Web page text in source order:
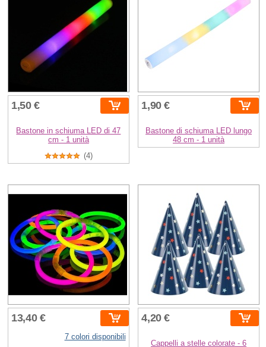
1,50 €
Bastone in schiuma LED di 47
cm - 1 unità
(4)
1,90 €
Bastone di schiuma LED lungo
48 cm - 1 unità
13,40 €
7 colori disponibili
4,20 €
Cappelli a stelle colorate - 6